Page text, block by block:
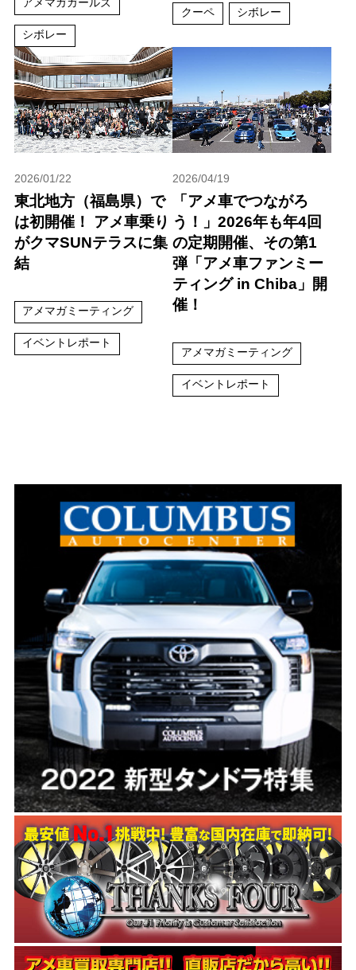
シボレー
クーペ シボレー
2026/01/22
東北地方（福島県）で
は初開催！ アメ車乗り
がクマSUNテラスに集
結
アメマガミーティング
イベントレポート
2026/04/19
「アメ車でつながろ
う！」2026年も年4回
の定期開催、その第1
弾「アメ車ファンミー
ティング in Chiba」開
催！
アメマガミーティング
イベントレポート